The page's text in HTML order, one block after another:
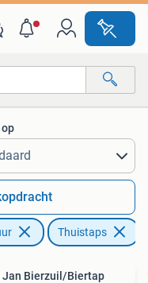
Thuistaps
Jan Bierzuil/Biertap